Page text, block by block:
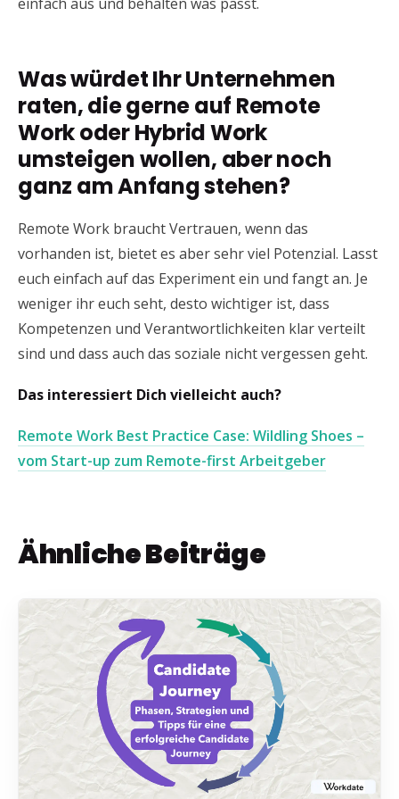
Was würdet Ihr Unternehmen
raten, die gerne auf Remote
Work oder Hybrid Work
umsteigen wollen, aber noch
ganz am Anfang stehen?
Remote Work braucht Vertrauen, wenn das
vorhanden ist, bietet es aber sehr viel Potenzial. Lasst
euch einfach auf das Experiment ein und fangt an. Je
weniger ihr euch seht, desto wichtiger ist, dass
Kompetenzen und Verantwortlichkeiten klar verteilt
sind und dass auch das soziale nicht vergessen geht.
Das interessiert Dich vielleicht auch?
Remote Work Best Practice Case: Wildling Shoes –
vom Start-up zum Remote-first Arbeitgeber
Ähnliche Beiträge